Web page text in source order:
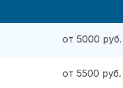
от 5000 руб.
от 5500 руб.